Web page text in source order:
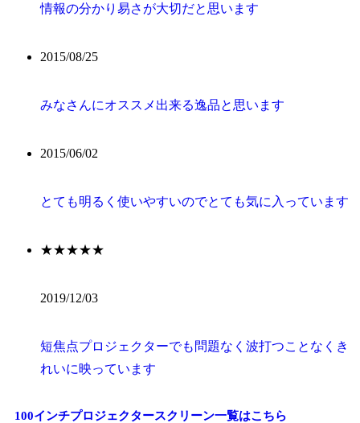
情報の分かり易さが大切だと思います
2015/08/25
みなさんにオススメ出来る逸品と思います
2015/06/02
とても明るく使いやすいのでとても気に入っています
★★★★★
2019/12/03
短焦点プロジェクターでも問題なく波打つことなくき
れいに映っています
100インチプロジェクタースクリーン一覧はこちら